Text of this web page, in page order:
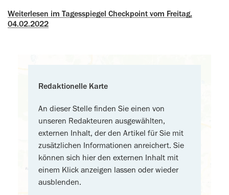
Weiterlesen im Tagesspiegel Checkpoint vom Freitag,
04.02.2022
Redaktionelle Karte
An dieser Stelle finden Sie einen von
unseren Redakteuren ausgewählten,
externen Inhalt, der den Artikel für Sie mit
zusätzlichen Informationen anreichert. Sie
können sich hier den externen Inhalt mit
einem Klick anzeigen lassen oder wieder
ausblenden.